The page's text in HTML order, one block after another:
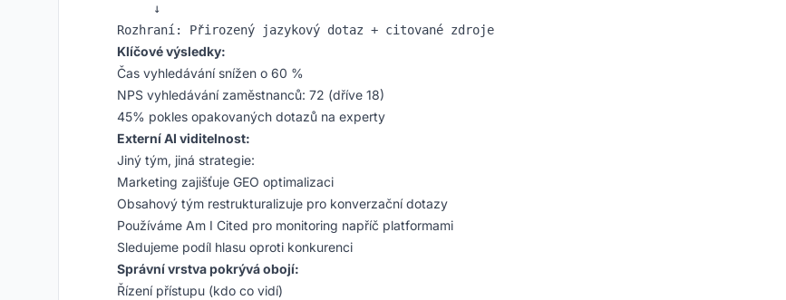
     ↓
Klíčové výsledky:
Čas vyhledávání snížen o 60 %
NPS vyhledávání zaměstnanců: 72 (dříve 18)
45% pokles opakovaných dotazů na experty
Externí AI viditelnost:
Jiný tým, jiná strategie:
Marketing zajišťuje GEO optimalizaci
Obsahový tým restrukturalizuje pro konverzační dotazy
Používáme Am I Cited pro monitoring napříč platformami
Sledujeme podíl hlasu oproti konkurenci
Správní vrstva pokrývá obojí:
Řízení přístupu (kdo co vidí)